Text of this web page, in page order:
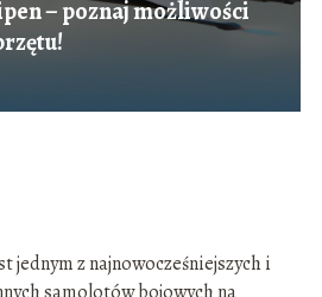
– poznaj możliwości
jednym z najnowocześniejszych i